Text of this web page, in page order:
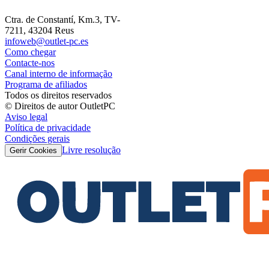
Ctra. de Constantí, Km.3, TV-
7211, 43204 Reus
infoweb@outlet-pc.es
Como chegar
Contacte-nos
Canal interno de informação
Programa de afiliados
Todos os direitos reservados
© Direitos de autor OutletPC
Aviso legal
Política de privacidade
Condições gerais
Gerir Cookies Livre resolução